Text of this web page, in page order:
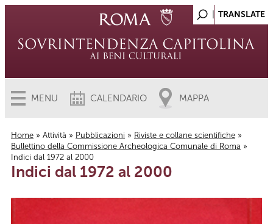
MENU CALENDARIO MAPPA
Tu sei qui
Home » Attività » Pubblicazioni » Riviste e collane scientifiche »
Bullettino della Commissione Archeologica Comunale di Roma »
Indici dal 1972 al 2000
Indici dal 1972 al 2000